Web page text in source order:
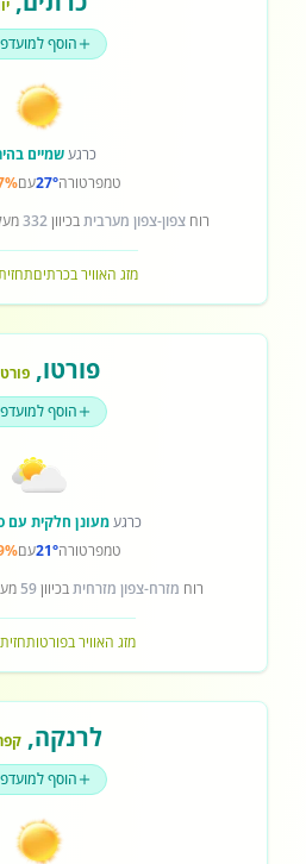
הוסף
כרגעשמיים
טמפרטורה27°עם
רוחצפון-צפון מערביתבכיוון332
מזג האוויר בכרתים
פורטו,
הוסף
כרגעמעונן חלקית עם
טמפרטורה21°עם
רוח מזרח-צפון מזרחיתבכיוון59
מזג האוויר בפורטו
לרנקה,
הוסף